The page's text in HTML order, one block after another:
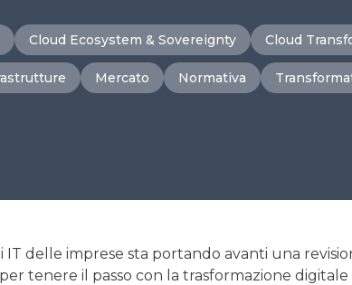
Cloud Ecosystem & Sovereignty Cloud
Mercato Normativa
IT delle imprese sta portando avanti una
tenere il passo con la trasformazione digitale